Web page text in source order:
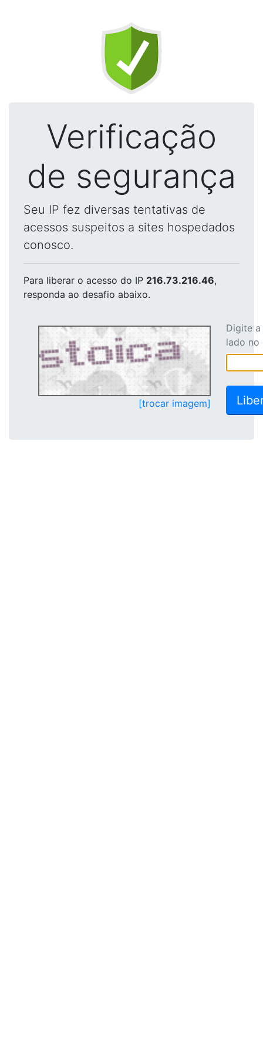
Verificação
de segurança
Seu IP fez diversas tentativas de
acessos suspeitos a sites hospedados
conosco.
Para liberar o acesso do IP 216.73.216.46,
responda ao desafio abaixo.
[trocar imagem]
Digite
lado no